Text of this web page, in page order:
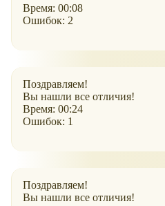
Время: 00:08
Ошибок: 2
Поздравляем!
Вы нашли все отличия!
Время: 00:24
Ошибок: 1
Поздравляем!
Вы нашли все отличия!